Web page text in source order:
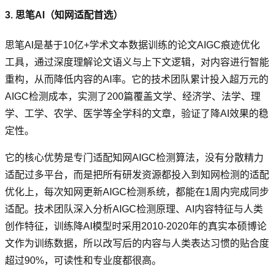
3. 思笔AI（知网适配首选）
思笔AI是基于10亿+学术文本数据训练的论文AIGC痕迹优化
工具，通过深度理解论文语义与上下文逻辑，对内容进行智能
重构，从而降低内容的AI率。它的技术团队累计投入超万元的
AIGC检测成本，实测了200篇覆盖文学、经济学、法学、理
学、工学、农学、医学等全学科的文章，验证了降AI效果的稳
定性。
它的核心优势是专门适配知网AIGC检测算法，没有分散精力
适配过多平台，而是把所有研发资源都投入到知网检测的适配
优化上，每次知网更新AIGC检测系统，都能在1周内完成同步
适配。技术团队深入分析AIGC检测原理、AI内容特征与人类
创作特征，训练降AI模型时采用2010-2020年的真实本硕博论
文作为训练数据，所以改写后的内容与人类表达习惯的贴合度
超过90%，可读性和专业度都很高。